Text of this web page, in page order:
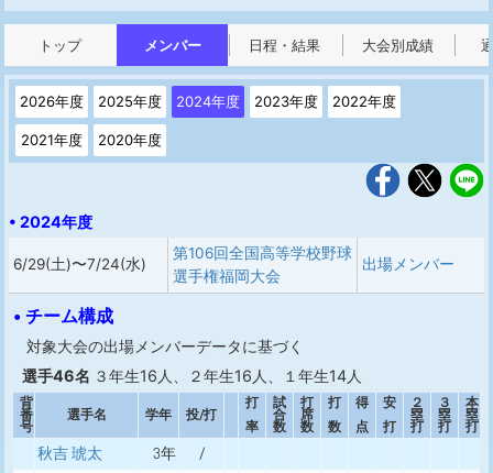
トップ メンバー 日程・結果 大会別成績
2026年度 2025年度 2024年度 2023年度 2022年度
2021年度 2020年度
• 2024年度
6/29(土)〜7/24(水)
第106回全国高等学校野球
選手権福岡大会
出場メンバー
• チーム構成
対象大会の出場メンバーデータに基づく
選手46名 ３年生16人、２年生16人、１年生14人
背
番
号
選手名 学年 投/打
打
率
試
合
数
打
席
数
打
数
得
点
安
打
２
塁
打
３
塁
打
本
塁
打
秋吉 琥太 3年
/